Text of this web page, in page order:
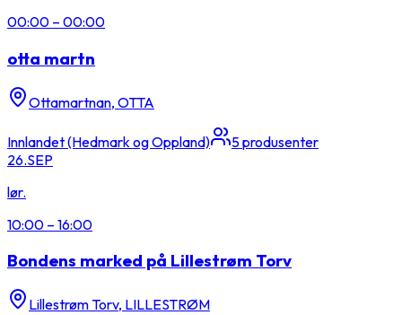
00:00 – 00:00
otta martn
Ottamartnan, OTTA
Innlandet (Hedmark og Oppland) 5produsenter
26.SEP
lør.
10:00 – 16:00
Bondens marked på Lillestrøm Torv
Lillestrøm Torv, LILLESTRØM